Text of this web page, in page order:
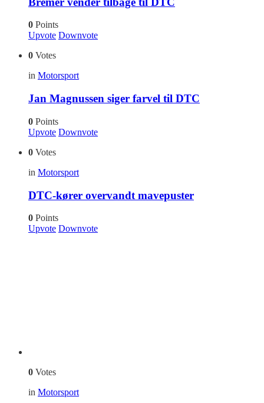
0 Points
Upvote Downvote
0 Votes
in Motorsport
Jan Magnussen siger farvel til DTC
0 Points
Upvote Downvote
0 Votes
in Motorsport
DTC-kører overvandt mavepuster
0 Points
Upvote Downvote
0 Votes
in Motorsport